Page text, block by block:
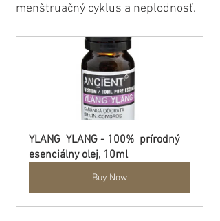
menštruačný cyklus a neplodnosť.
YLANG  YLANG - 100%  prírodný
esenciálny olej, 10ml
Buy Now